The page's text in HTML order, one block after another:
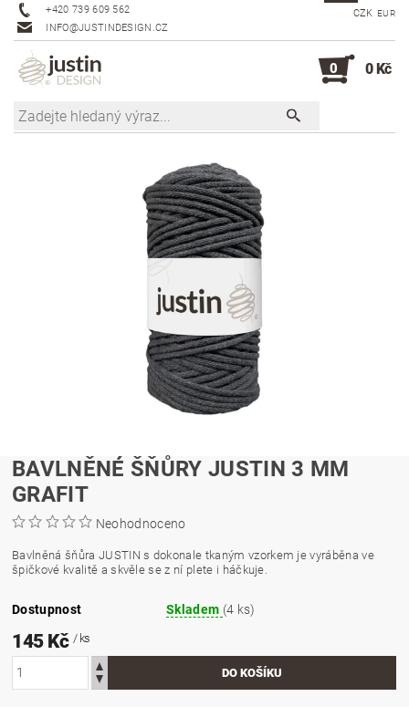
+420 739 609 562
INFO@JUSTINDESIGN.CZ
CZK EUR
0 0 Kč
BAVLNĚNÉ ŠŇŮRY JUSTIN 3 MM
GRAFIT
Neohodnoceno
Bavlněná šňůra JUSTIN s dokonale tkaným vzorkem je vyráběna ve
špičkové kvalitě a skvěle se z ní plete i háčkuje.
Dostupnost Skladem (4 ks)
145 Kč / ks